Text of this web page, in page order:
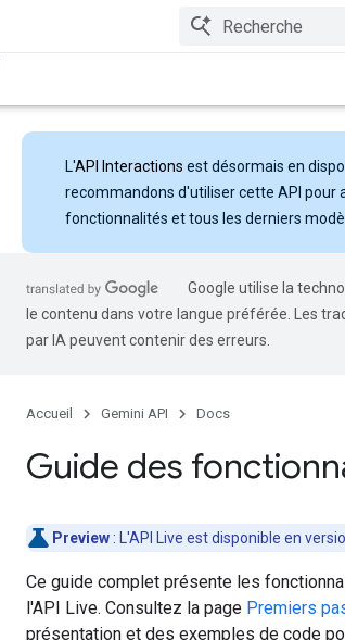
L'API Interactions est désormais en
recommandons d'utiliser cette API pour
fonctionnalités et tous les derniers
Google utilise la
le contenu dans votre langue préférée. Les
par IA peuvent contenir des erreurs.
Accueil Gemini API Docs
Guide des
Preview : L'API Live est disponible en
Ce guide complet présente les
l'API Live. Consultez la page Premiers
présentation et des exemples de code